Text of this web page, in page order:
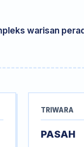
warisan
TRIWARA
PASAH